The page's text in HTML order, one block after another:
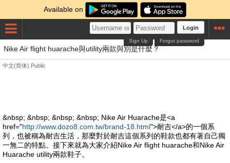
Available on
Login
Forgot password
Sign Up
Nike Air flight huarache與utility兩款與別是什麼？
中文(简体) Public
&nbsp; &nbsp; &nbsp; &nbsp; Nike Air Huarache是<a
href="http://www.dozo8.com.tw/brand-18.html">耐吉</a>的一個系
列，也被稱為耐吉生活，那麼對於耐吉這個系列的鞋款也都有著自己獨
一無二的特點。接下來就為大家介紹Nike Air flight huarache和Nike Air
Huarache utility兩款鞋子。